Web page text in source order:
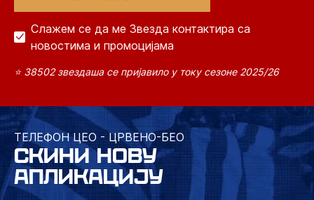
Слажем се да ме Звезда контактира са
новостима и промоцијама
⭐ 38502 звездаша се пријавило у току сезоне 2025/26
ТЕЛЕФОН ЦЕО - ЦРВЕНО-БЕО
СКИНИ НОВУ
АПЛИКАЦИЈУ